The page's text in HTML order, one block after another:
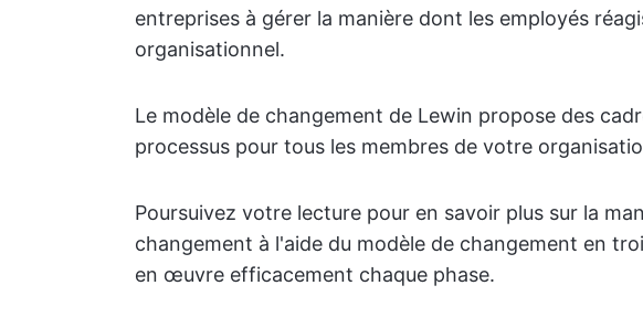
entreprises à gérer la manière dont les employés
organisationnel.
Le modèle de changement de Lewin propose des
processus pour tous les membres de votre
Poursuivez votre lecture pour en savoir plus sur la
changement à l'aide du modèle de changement en
en œuvre efficacement chaque phase.